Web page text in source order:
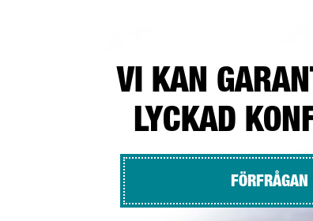
VI KAN
LYCKAD
FÖRFRÅGAN